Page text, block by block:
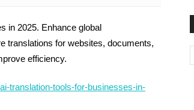
in 2025. Enhance global
translations for websites, documents,
efficiency.
translation-tools-for-businesses-in-